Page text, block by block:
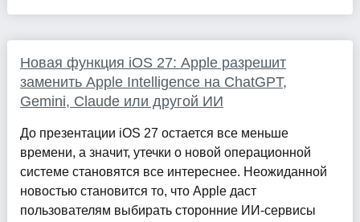
Новая функция iOS 27: Apple разрешит
заменить Apple Intelligence на ChatGPT,
Gemini, Claude или другой ИИ
До презентации iOS 27 остается все меньше
времени, а значит, утечки о новой операционной
системе становятся все интереснее. Неожиданной
новостью становится то, что Apple даст
пользователям выбирать сторонние ИИ-сервисы